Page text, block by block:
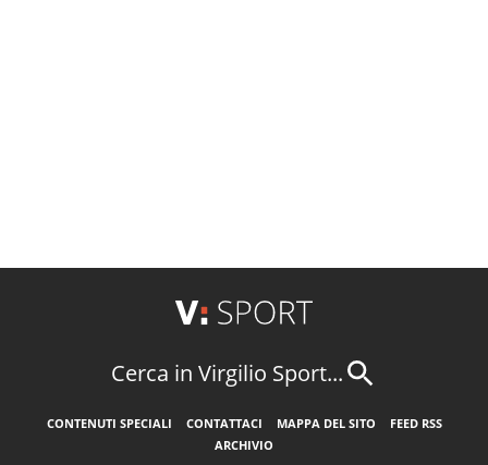
Cerca in Virgilio Sport...
CONTENUTI SPECIALI CONTATTACI MAPPA DEL SITO
FEED RSS
ARCHIVIO